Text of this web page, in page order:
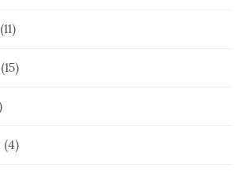
(11)
(15)
(4)